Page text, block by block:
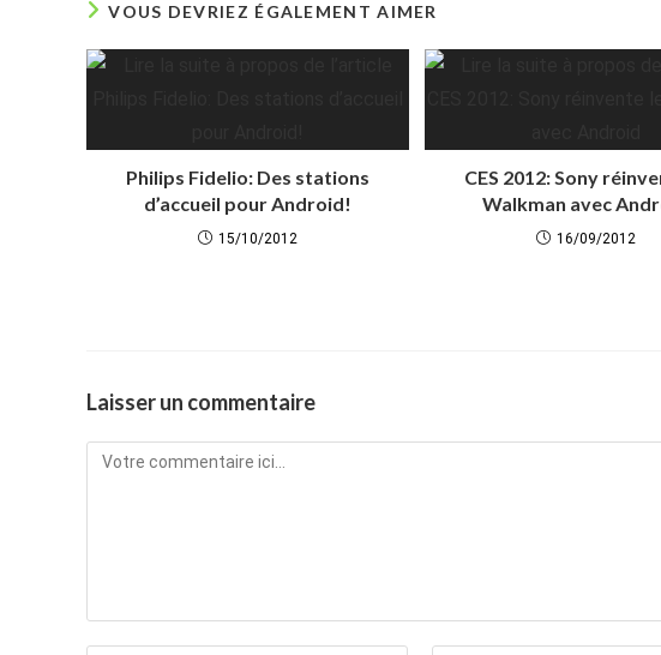
VOUS DEVRIEZ ÉGALEMENT AIMER
Philips Fidelio: Des stations
d’accueil pour Android!
15/10/2012
CES 2012: Sony
Walkman avec
16/09/2012
Laisser un commentaire
Comment